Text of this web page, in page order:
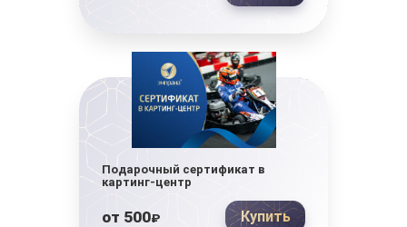
Подарочный сертификат в
картинг-центр
от 500₽ Купить